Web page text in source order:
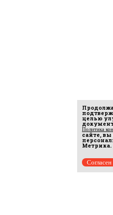
целью
Политика
сайте,
Метрика.
Согласен